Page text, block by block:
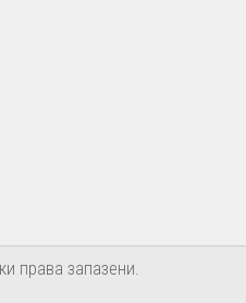
права запазени.